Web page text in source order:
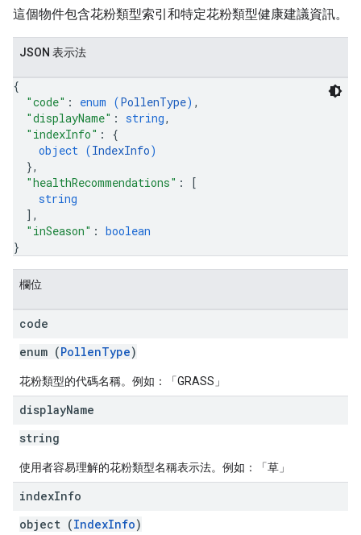
這個物件包含花粉類型索引和特定花粉類型健康建議資訊。
JSON 表示法
{
"code" : enum (PollenType) ,
"displayName" : string,
"indexInfo" : {
object (IndexInfo)
},
"healthRecommendations" :
[
string
] ,
"inSeason" : boolean
}
欄位
code
enum (PollenType)
花粉類型的代碼名稱。例如：「GRASS」
displayName
string
使用者容易理解的花粉類型名稱表示法。例如：「草」
indexInfo
object (IndexInfo)